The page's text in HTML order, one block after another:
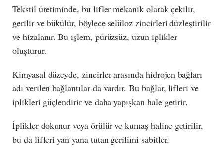
Tekstil üretiminde, bu lifler mekanik olarak çekilir,
gerilir ve bükülür, böylece selüloz zincirleri düzleştirilir
ve hizalanır. Bu işlem, pürüzsüz, uzun iplikler
oluşturur.
Kimyasal düzeyde, zincirler arasında hidrojen bağları
adı verilen bağlantılar da vardır. Bu bağlar, lifleri ve
iplikleri güçlendirir ve daha yapışkan hale getirir.
İplikler dokunur veya örülür ve kumaş haline getirilir,
bu da lifleri yan yana tutan gerilimi sabitler.